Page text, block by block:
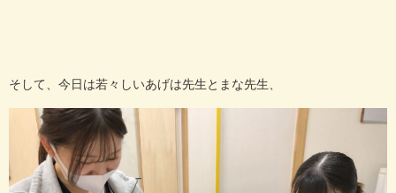
そして、今日は若々しいあげは先生とまな先生、